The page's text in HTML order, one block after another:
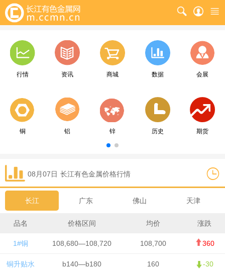
行情 资讯 商城 数据 会展
铜 铝 锌 历史 期货
08月07日 长江有色金属价格行情
长江 广东 佛山 天津
品名 价格区间 均价 涨跌
1#铜 108,680—108,720 108,700 360
铜升贴水 b140—b180 160 -30